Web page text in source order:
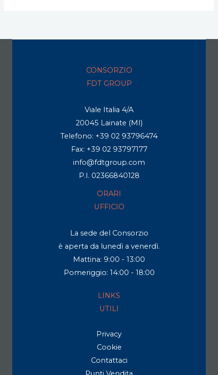
CONSORZIO
FDT GROUP
Viale Italia 4/A
20045 Lainate (MI)
Telefono: +39 02 93796474
Fax: +39 02 93797177
info@fdtgroup.com
P.I. 02366840128
ORARI
UFFICIO
La sede del Consorzio
è aperta da lunedì a venerdì.
Mattina: 9:00 - 13:00
Pomeriggio: 14:00 - 18:00
LINKS
UTILI
Privacy
Cookie
Contattaci